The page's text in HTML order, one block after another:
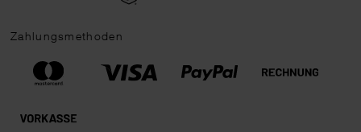
Zahlungsmethoden